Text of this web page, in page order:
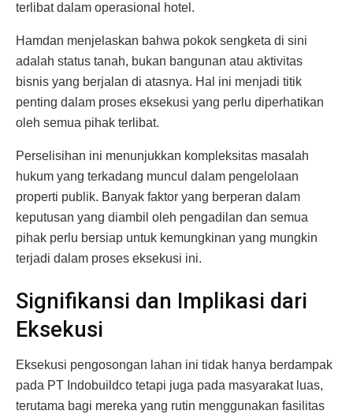
terlibat dalam operasional hotel.
Hamdan menjelaskan bahwa pokok sengketa di sini
adalah status tanah, bukan bangunan atau aktivitas
bisnis yang berjalan di atasnya. Hal ini menjadi titik
penting dalam proses eksekusi yang perlu diperhatikan
oleh semua pihak terlibat.
Perselisihan ini menunjukkan kompleksitas masalah
hukum yang terkadang muncul dalam pengelolaan
properti publik. Banyak faktor yang berperan dalam
keputusan yang diambil oleh pengadilan dan semua
pihak perlu bersiap untuk kemungkinan yang mungkin
terjadi dalam proses eksekusi ini.
Signifikansi dan Implikasi dari
Eksekusi
Eksekusi pengosongan lahan ini tidak hanya berdampak
pada PT Indobuildco tetapi juga pada masyarakat luas,
terutama bagi mereka yang rutin menggunakan fasilitas